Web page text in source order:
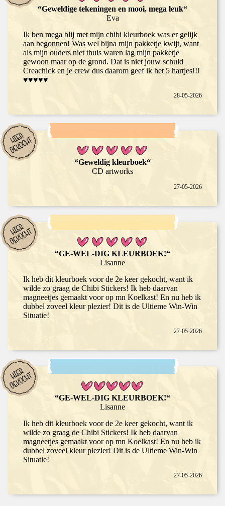
“Geweldige tekeningen en mooi, mega leuk“
Eva
Ik ben mega blij met mijn chibi kleurboek was er gelijk
aan begonnen! Was wel bijna mijn pakketje kwijt, want
als mijn ouders niet thuis waren lag mijn pakketje
gewoon maar op de grond. Dat is niet jouw schuld
Creachick en je crew dus daarom geef ik het 5 hartjes!!!
♥️♥️♥️♥️♥️
28-05-2026
“Geweldig kleurboek“
CD artworks
27-05-2026
“GE-WEL-DIG KLEURBOEK!“
Lisanne
Ik heb dit kleurboek voor de 2e keer gekocht, want ik
wilde zo graag de Chibi Stickers! Ik heb daarvan
magneetjes gemaakt voor op mn Koelkast! En nu heb ik
dubbel zoveel kleur plezier! Dit is de Ultieme Win-Win
Situatie!
27-05-2026
“GE-WEL-DIG KLEURBOEK!“
Lisanne
Ik heb dit kleurboek voor de 2e keer gekocht, want ik
wilde zo graag de Chibi Stickers! Ik heb daarvan
magneetjes gemaakt voor op mn Koelkast! En nu heb ik
dubbel zoveel kleur plezier! Dit is de Ultieme Win-Win
Situatie!
27-05-2026